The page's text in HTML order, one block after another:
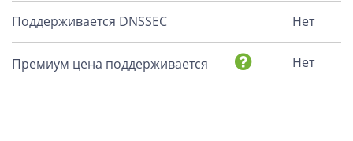
Поддерживается DNSSEC Нет
Премиум цена поддерживается Нет